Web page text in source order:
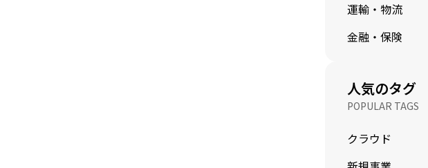
運輸・物流
金融・保険
人気のタグ
POPULAR TAGS
クラウド